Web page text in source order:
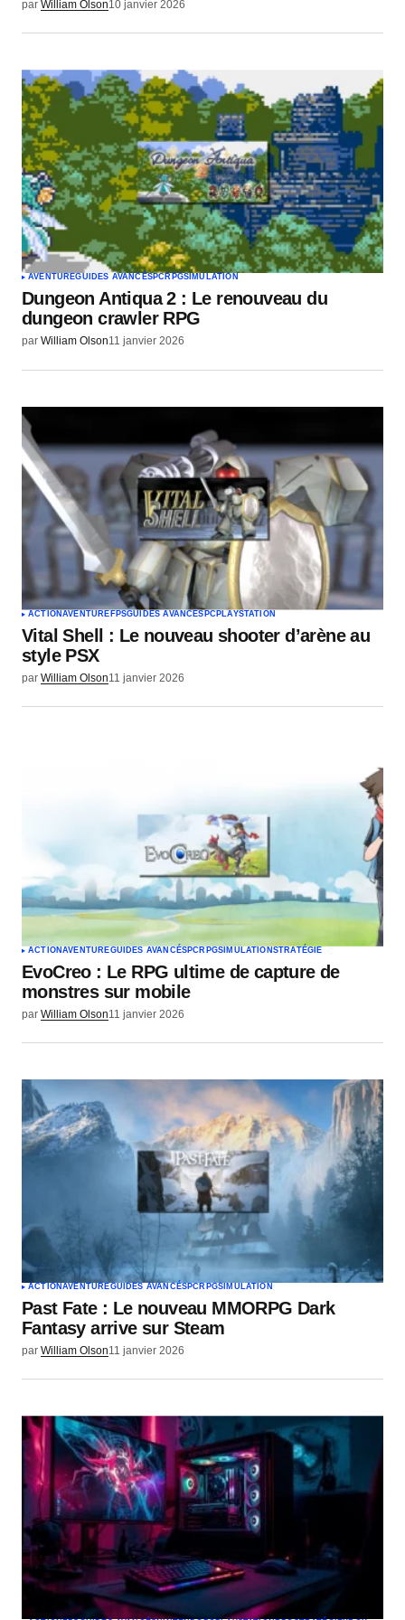
par William Olson10 janvier 2026
AVENTUREGUIDES AVANCÉSPC RPGSIMULATION
Dungeon Antiqua 2 : Le renouveau du
dungeon crawler RPG
par William Olson11 janvier 2026
ACTIONAVENTURE FPSGUIDES AVANCÉS PC PLAYSTATION
Vital Shell : Le nouveau shooter d’arène au
style PSX
par William Olson11 janvier 2026
ACTIONAVENTUREGUIDES AVANCÉS PC RPGSIMULATION STRATÉGIE
EvoCreo : Le RPG ultime de capture de
monstres sur mobile
par William Olson11 janvier 2026
ACTIONAVENTUREGUIDES AVANCÉS PC RPGSIMULATION
Past Fate : Le nouveau MMORPG Dark
Fantasy arrive sur Steam
par William Olson11 janvier 2026